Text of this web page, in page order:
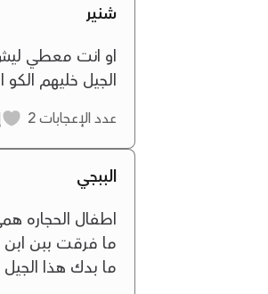
شنير
الجيل خليهم
عدد الإعجابات
الببجي
اطفال الحجاره
ما فرقت ببن ابن
ما بدك هذا